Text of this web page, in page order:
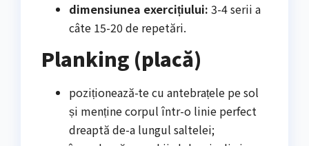
dimensiunea exercițiului: 3-4 serii a
câte 15-20 de repetări.
Planking (placă)
poziționează-te cu antebrațele pe sol
și menține corpul într-o linie perfect
dreaptă de-a lungul saltelei;